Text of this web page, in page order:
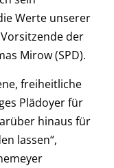
Werte unserer
der
Mirow (SPD).
freiheitliche
Plädoyer für
hinaus für
lassen“,